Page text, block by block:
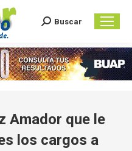
Search:
Buscar
Amador que le
los cargos a